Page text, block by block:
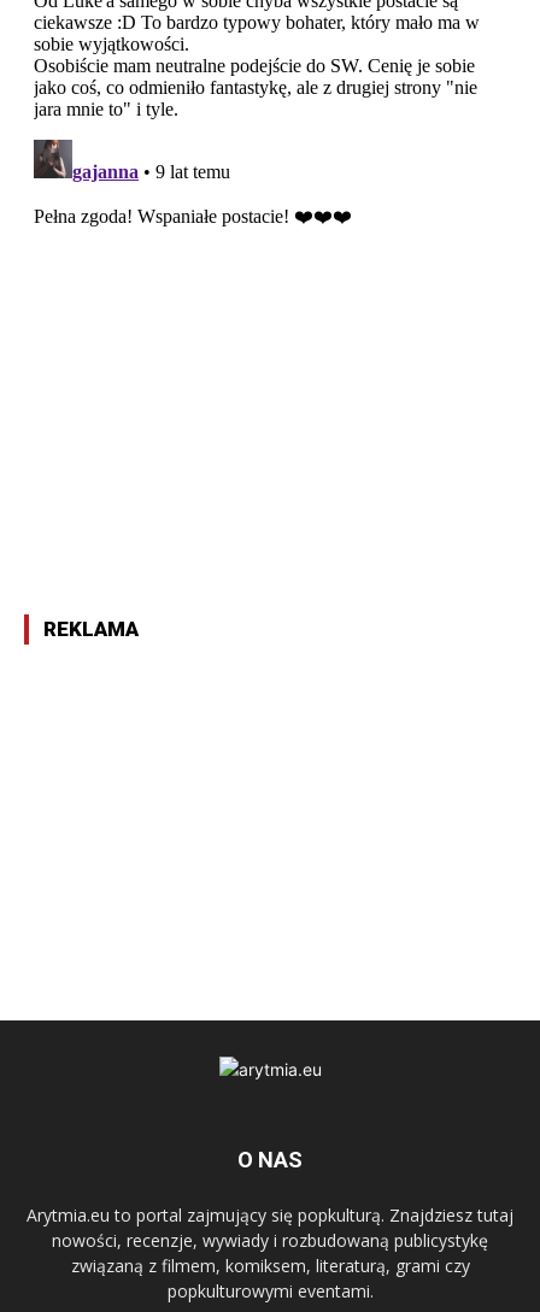
REKLAMA
O NAS
Arytmia.eu to portal zajmujący się popkulturą. Znajdziesz tutaj
nowości, recenzje, wywiady i rozbudowaną publicystykę
związaną z filmem, komiksem, literaturą, grami czy
popkulturowymi eventami.